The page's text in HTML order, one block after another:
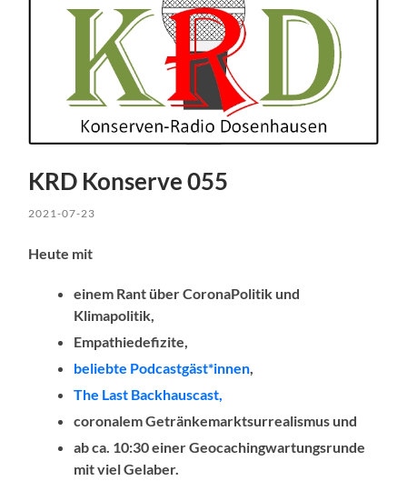
KRD Konserve 055
2021-07-23
Heute mit
einem Rant über CoronaPolitik und
Klimapolitik,
Empathiedefizite,
beliebte Podcastgäst*innen,
The Last Backhauscast,
coronalem Getränkemarktsurrealismus und
ab ca. 10:30 einer Geocachingwartungsrunde
mit viel Gelaber.